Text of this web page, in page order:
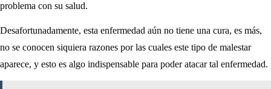
problema con su salud.
Desafortunadamente, esta enfermedad aún no tiene una cura, es más,
no se conocen siquiera razones por las cuales este tipo de malestar
aparece, y esto es algo indispensable para poder atacar tal enfermedad.